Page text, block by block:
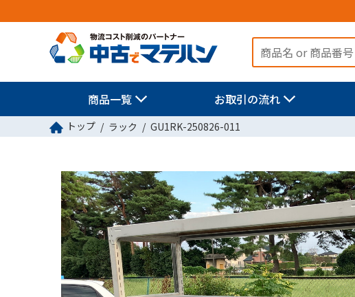
商品一覧 お取引の流れ
トップ ラック GU1RK-250826-011